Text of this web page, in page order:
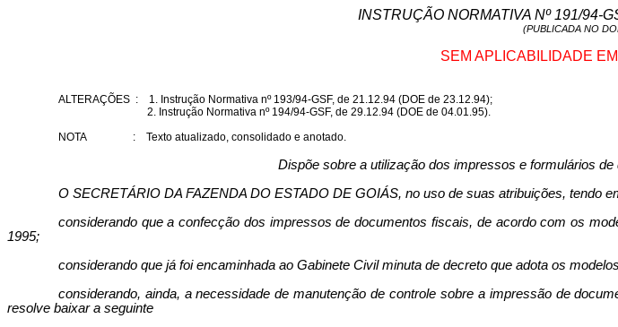
INSTRUÇÃO NORMATIVA Nº 191/94-
(PUBLICADA NO
SEM APLICABILIDADE
ALTERAÇÕES :
1. Instrução Normativa nº 193/94-GSF, de 21.12.94 (DOE de 23.12.94);
2. Instrução Normativa nº 194/94-GSF, de 29.12.94 (DOE de 04.01.95).
NOTA
: Texto atualizado, consolidado e anotado.
Dispõe sobre a utilização dos impressos e formulários
O SECRETÁRIO DA FAZENDA DO ESTADO DE GOIÁS, no uso de suas atribuições, tendo
considerando que a confecção dos impressos de documentos fiscais, de acordo com os
1995;
considerando que já foi encaminhada ao Gabinete Civil minuta de decreto que adota os
considerando, ainda, a necessidade de manutenção de controle sobre a impressão de
resolve baixar a seguinte